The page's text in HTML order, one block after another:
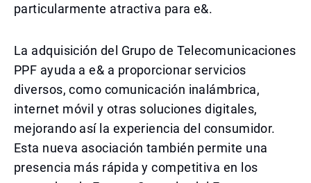
particularmente atractiva para e&.
La adquisición del Grupo de Telecomunicaciones
PPF ayuda a e& a proporcionar servicios
diversos, como comunicación inalámbrica,
internet móvil y otras soluciones digitales,
mejorando así la experiencia del consumidor.
Esta nueva asociación también permite una
presencia más rápida y competitiva en los